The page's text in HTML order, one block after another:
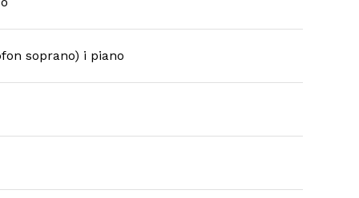
soprano) i piano